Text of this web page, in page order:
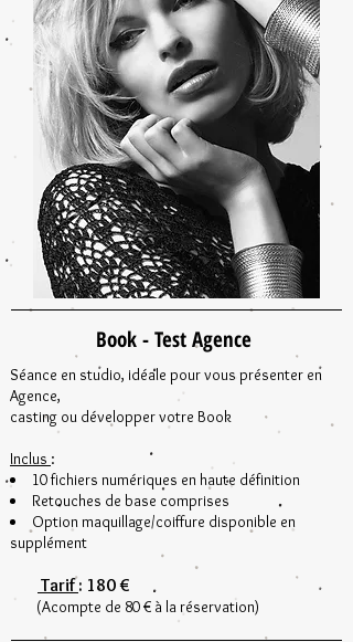
Book - Test Agence
Séance en studio, idéale pour vous présenter en
Agence,
casting ou développer votre Book
Inclus :
10 fichiers numériques en haute définition
Retouches de base comprises
Option maquillage/coiffure disponible en
supplément
Tarif: 180 €
(Acompte de 80 € à la réservation)